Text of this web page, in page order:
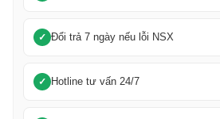
Đổi trả 7 ngày nếu lỗi NSX
Hotline tư vấn 24/7